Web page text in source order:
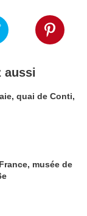
aussi
quai de Conti,
musée de